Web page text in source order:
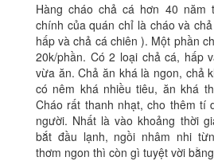
Hàng cháo chả cá hơn 40 năm
chính của quán chỉ là cháo và
hấp và chả cá chiên ). Một phần
20k/phần. Có 2 loại chả cá, hấp
vừa ăn. Chả ăn khá là ngon, chả
có nêm khá nhiều tiêu, ăn khá
Cháo rất thanh nhạt, cho thêm tí
người. Nhất là vào khoảng thời
bắt đầu lạnh, ngồi nhâm nhi
thơm ngon thì còn gì tuyệt vời